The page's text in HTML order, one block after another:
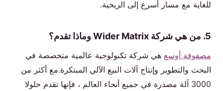
للغاية مع مسار أسرع إلى الربحية.
5. من هي شركة Wider Matrix وماذا تقدم؟
مصفوفة أوسع هي شركة تكنولوجية عالمية متخصصة في
البحث والتطوير وإنتاج آلات البيع الآلي المبتكرة.مع أكثر من
3000 آلة مصدرة في جميع أنحاء العالم ، فإنها تقدم حلولا